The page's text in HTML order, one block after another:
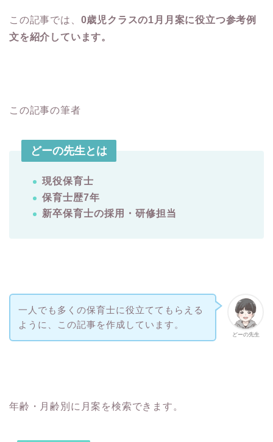
この記事では、 0歳児クラスの1月月案に役立つ参考例
文を紹介しています。
この記事の筆者
どーの先生とは
現役保育士
保育士歴7年
新卒保育士の採用・研修担当
どーの先生
一人でも多くの保育士に役立ててもらえる
ように、この記事を作成しています。
年齢・月齢別に月案を検索できます。